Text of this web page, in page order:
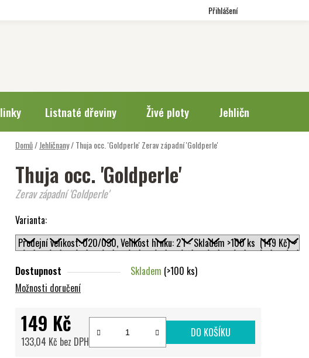
Přihlášení
Listnaté dřeviny Živé ploty Jehličnany
Domů/Jehličnany/Thuja occ. 'Goldperle'Zerav západní 'Goldperle'
Thuja occ. 'Goldperle'
Zerav západní 'Goldperle'
Varianta:
Dostupnost Skladem (>100 ks)
Možnosti doručení
149 Kč
133,04 Kč bez DPH
DO KOŠÍKU